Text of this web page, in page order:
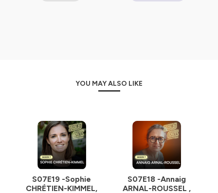
YOU MAY ALSO LIKE
S07E19 -Sophie
CHRÉTIEN-KIMMEL,
S07E18 -Annaig
ARNAL-ROUSSEL ,